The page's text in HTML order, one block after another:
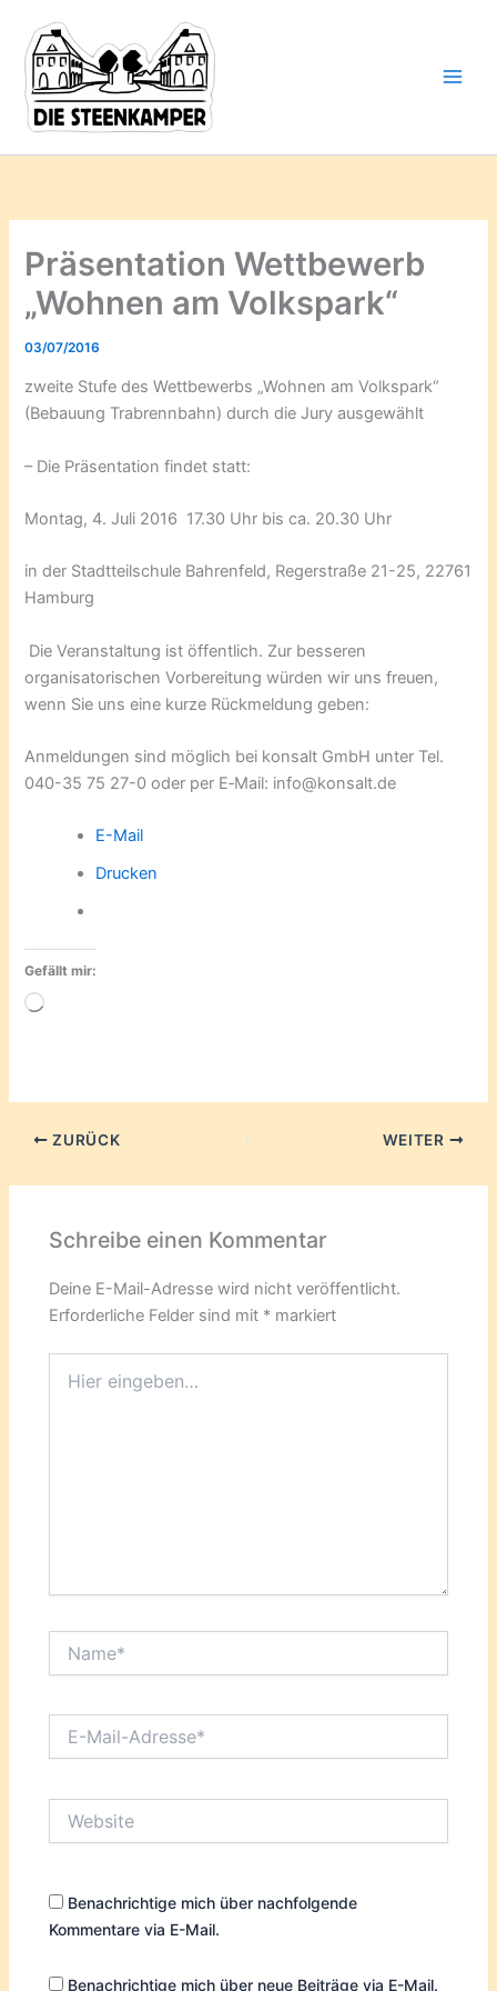
Inhalt
springen
Präsentation Wettbewerb
„Wohnen am Volkspark“
03/07/2016
zweite Stufe des Wettbewerbs „Wohnen am Volkspark“
(Bebauung Trabrennbahn) durch die Jury ausgewählt
– Die Präsentation findet statt:
Montag, 4. Juli 2016 17.30 Uhr bis ca. 20.30 Uhr
in der Stadtteilschule Bahrenfeld, Regerstraße 21-25, 22761
Hamburg
Die Veranstaltung ist öffentlich. Zur besseren
organisatorischen Vorbereitung würden wir uns freuen,
wenn Sie uns eine kurze Rückmeldung geben:
Anmeldungen sind möglich bei konsalt GmbH unter Tel.
040-35 75 27-0 oder per E‑Mail: info@konsalt.de
E-Mail
Drucken
Gefällt mir:
Wird
ZURÜCK WEITER
Schreibe einen Kommentar
Deine E-Mail-Adresse wird nicht veröffentlicht.
Erforderliche Felder sind mit * markiert
eingeben…
Mail-
Benachrichtige mich über nachfolgende
Kommentare via E-Mail.
Benachrichtige mich über neue Beiträge via E-Mail.
deine
Mail-
Adresse
ein ...